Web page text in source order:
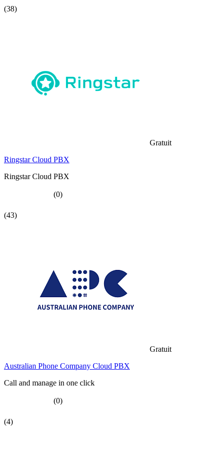
(38)
Gratuit
Ringstar Cloud PBX
Ringstar Cloud PBX
(0)
(43)
Gratuit
Australian Phone Company Cloud PBX
Call and manage in one click
(0)
(4)